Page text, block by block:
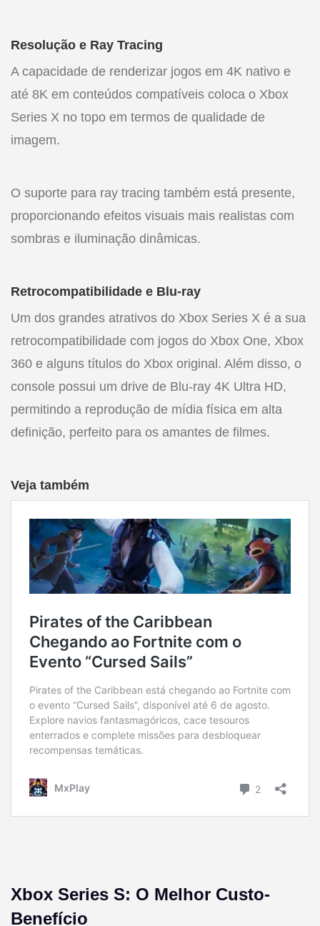
Resolução e Ray Tracing
A capacidade de renderizar jogos em 4K nativo e
até 8K em conteúdos compatíveis coloca o Xbox
Series X no topo em termos de qualidade de
imagem.
O suporte para ray tracing também está presente,
proporcionando efeitos visuais mais realistas com
sombras e iluminação dinâmicas.
Retrocompatibilidade e Blu-ray
Um dos grandes atrativos do Xbox Series X é a sua
retrocompatibilidade com jogos do Xbox One, Xbox
360 e alguns títulos do Xbox original. Além disso, o
console possui um drive de Blu-ray 4K Ultra HD,
permitindo a reprodução de mídia física em alta
definição, perfeito para os amantes de filmes.
Veja também
Xbox Series S: O Melhor Custo-
Benefício